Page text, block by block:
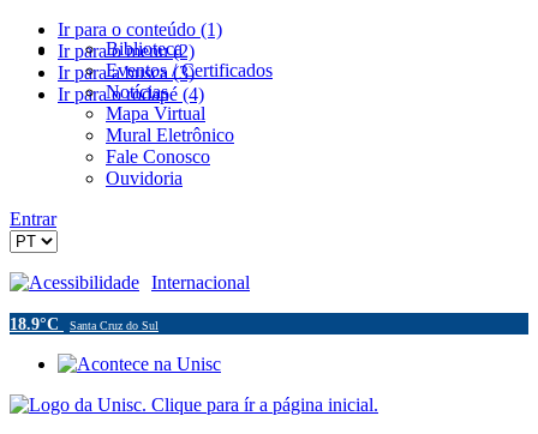
Ir para o conteúdo (1)
Ir para o menu (2)
Ir para a busca (3)
Ir para o rodapé (4)
Biblioteca
Eventos / Certificados
Notícias
Mapa Virtual
Mural Eletrônico
Fale Conosco
Ouvidoria
Entrar
Acessibilidade Internacional
18.9°C Santa Cruz do Sul